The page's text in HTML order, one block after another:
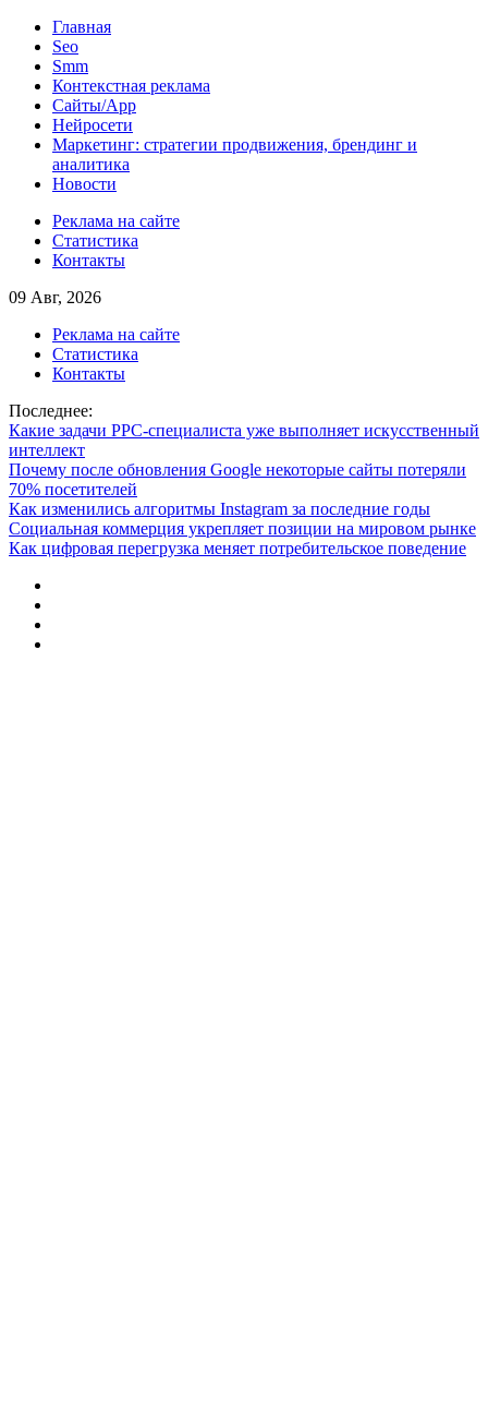
Skip
content
Главная
Seo
Smm
Контекстная реклама
Сайты/App
Нейросети
Маркетинг: стратегии продвижения, брендинг и
аналитика
Новости
Реклама на сайте
Статистика
Контакты
09 Авг, 2026
Реклама на сайте
Статистика
Контакты
Последнее:
Какие задачи PPC-специалиста уже выполняет искусственный
интеллект
Почему после обновления Google некоторые сайты потеряли
70% посетителей
Как изменились алгоритмы Instagram за последние годы
Социальная коммерция укрепляет позиции на мировом рынке
Как цифровая перегрузка меняет потребительское поведение